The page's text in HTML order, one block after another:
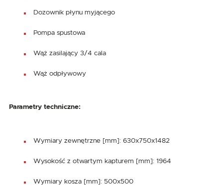
Dozownik płynu myjącego
Pompa spustowa
Wąż zasilający 3/4 cala
Wąż odpływowy
Parametry techniczne:
Wymiary zewnętrzne [mm]: 630x750x1482
Wysokość z otwartym kapturem [mm]: 1964
Wymiary kosza [mm]: 500x500